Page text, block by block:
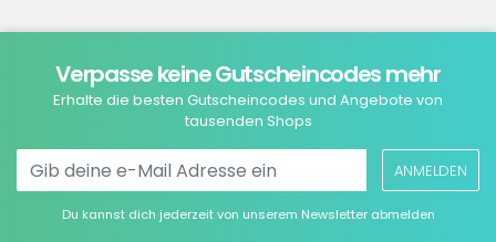
Verpasse keine Gutscheincodes mehr
Erhalte die besten Gutscheincodes und Angebote von
tausenden Shops
ANMELDEN
Du kannst dich jederzeit von unserem Newsletter abmelden